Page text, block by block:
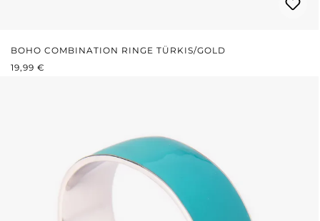
BOHO COMBINATION RINGE TÜRKIS/GOLD
REGULÄRER PREIS:
19,99 €